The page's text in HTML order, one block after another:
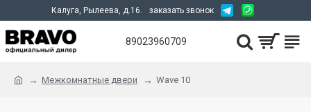
Калуга, Рылеева, д.16. заказать звонок
89023960709
Межкомнатные двери Wave 10